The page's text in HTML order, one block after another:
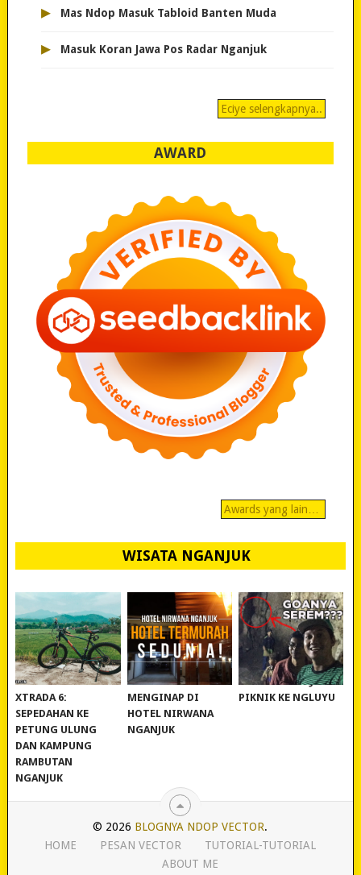
▸ Mas Ndop Masuk Tabloid Banten Muda
▸ Masuk Koran Jawa Pos Radar Nganjuk
Eciye selengkapnya..
AWARD
Awards yang lain…
WISATA NGANJUK
REVIEW POLYGON
XTRADA 6:
SEPEDAHAN KE
PETUNG ULUNG
DAN KAMPUNG
RAMBUTAN
NGANJUK
MURAH BANGET!
MENGINAP DI
HOTEL NIRWANA
NGANJUK
WISATA NGANJUK:
PIKNIK KE NGLUYU
© 2026 BLOGNYA NDOP VECTOR.
HOME
PESAN VECTOR
TUTORIAL-TUTORIAL
ABOUT ME